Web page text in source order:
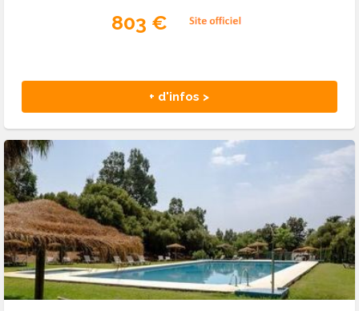
803 €
+ d'infos >